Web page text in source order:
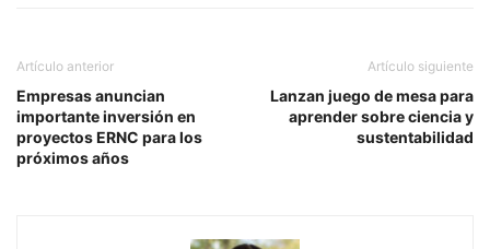
Artículo anterior
Empresas anuncian
importante inversión en
proyectos ERNC para los
próximos años
Artículo siguiente
Lanzan juego de mesa para
aprender sobre ciencia y
sustentabilidad